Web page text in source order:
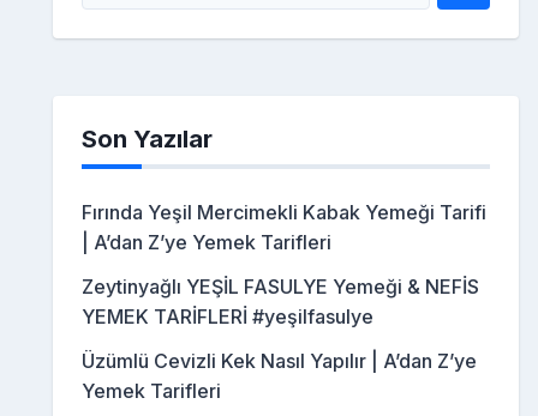
Son Yazılar
Fırında Yeşil Mercimekli Kabak Yemeği Tarifi
| A’dan Z’ye Yemek Tarifleri
Zeytinyağlı YEŞİL FASULYE Yemeği & NEFİS
YEMEK TARİFLERİ #yeşilfasulye
Üzümlü Cevizli Kek Nasıl Yapılır | A’dan Z’ye
Yemek Tarifleri